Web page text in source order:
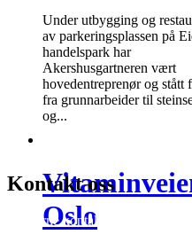
Under utbygging og
av parkeringsplassen på
handelspark har
Akershusgartneren vært
hovedentreprenør og stått
fra grunnarbeider til
og...
Oslo
Kontakt oss
Ta gjerne kontakt med oss for